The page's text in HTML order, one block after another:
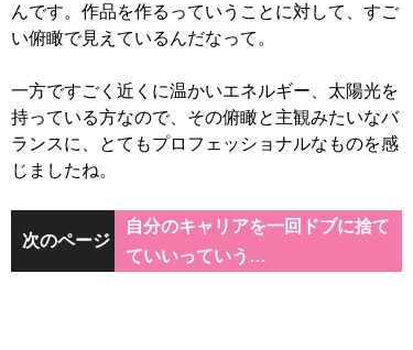
んです。作品を作るっていうことに対して、すご
い俯瞰で見えているんだなって。
一方ですごく近くに温かいエネルギー、太陽光を
持っている方なので、その俯瞰と主観みたいなバ
ランスに、とてもプロフェッショナルなものを感
じましたね。
次のページ
自分のキャリアを一回ドブに捨て
ていいっていう…